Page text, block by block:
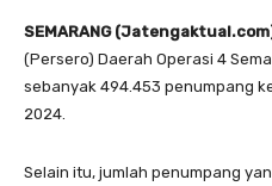
SEMARANG
(Persero) Daerah Operasi 4
sebanyak 494.453 penumpang
2024.
Selain itu, jumlah penumpang